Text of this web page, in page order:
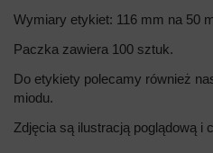
Wymiary etykiet: 116 mm na 50
Paczka zawiera 100 sztuk.
Do etykiety polecamy również
miodu.
Zdjęcia są ilustracją poglądową i